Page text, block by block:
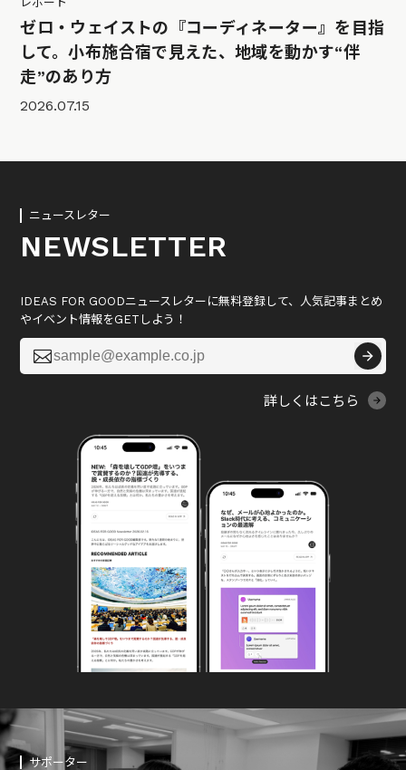
ゼロ・ウェイストの『コーディネーター』を目指
して。小布施合宿で見えた、地域を動かす“伴
走”のあり方
2026.07.15
ニュースレター
NEWSLETTER
IDEAS FOR GOODニュースレターに無料登録して、人気記事まとめ
やイベント情報をGETしよう！

詳しくはこちら
サポーター